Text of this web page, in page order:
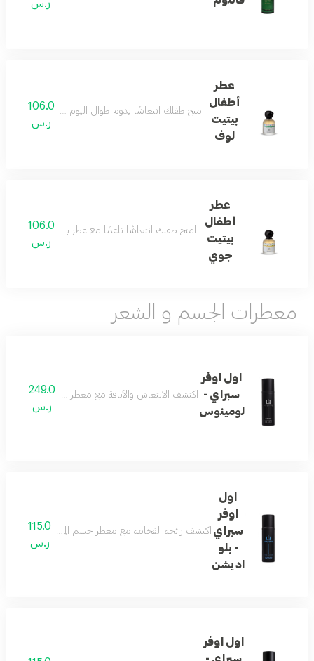
ر.س
عطر
أطفال
بيتيت
لوف
امنح طفلك انتعاشًا يدوم طوال اليوم مع عطر بتركيبته
106.0
ر.س
عطر
أطفال
بيتيت
جوي
امنح طفلك انتعاشًا ناعمًا مع عطر بتركيبته الخفيفة
106.0
ر.س
معطرات الجسم و الشعر
اول اوفر
سبراي -
لومينوس
اكتشف الانتعاش والأناقة مع معطر جسم لومينس من
249.0
ر.س
اول
اوفر
سبراي
- بلو
اديشن
اكتشف رائحة الفخامة مع معطر جسم المصمم خصيصًا ليلامس
115.0
ر.س
اول اوفر
سبراي -